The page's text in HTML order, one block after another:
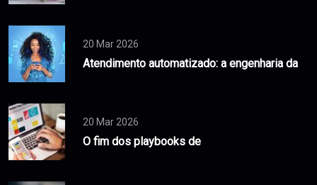
20 Mar 2026
Atendimento automatizado: a engenharia da
20 Mar 2026
O fim dos playbooks de